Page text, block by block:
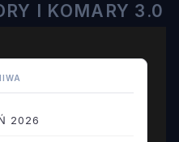
I KOMARY 3.0
2026